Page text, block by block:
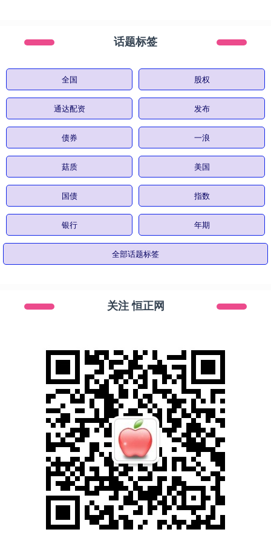
话题标签
全国 股权
通达配资 发布
债券 一浪
菇质 美国
国债 指数
银行 年期
全部话题标签
关注 恒正网